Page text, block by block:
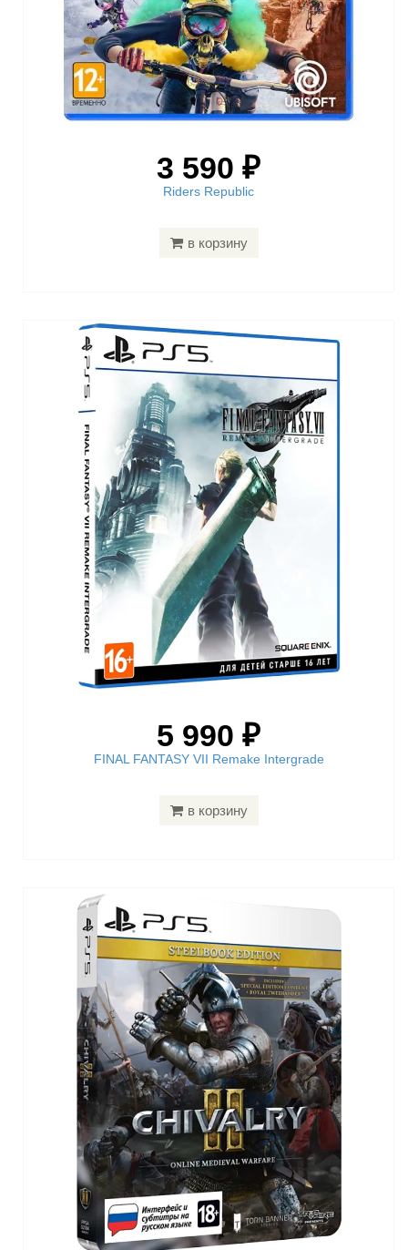
3 590 ₽
Riders Republic
в корзину
5 990 ₽
FINAL FANTASY VII Remake Intergrade
в корзину